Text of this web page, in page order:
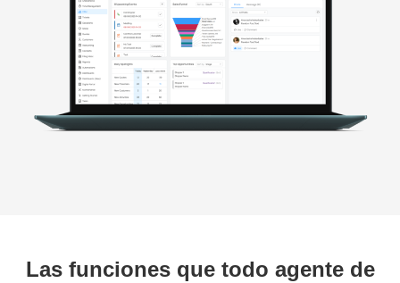
Las funciones que todo agente de